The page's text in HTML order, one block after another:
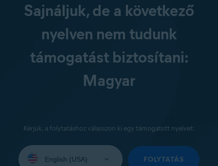
Sajnáljuk, de a következő
nyelven nem tudunk
támogatást biztosítani:
Magyar
Kérjük, a folytatáshoz válasszon ki egy támogatott nyelvet:
your
FOLYTATÁS